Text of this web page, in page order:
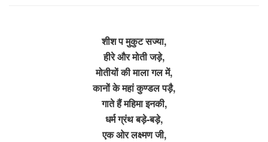
शीश प मुकुट सज्या,
हीरे और मोती जड़े,
मोतीयों की माला गल में,
कानों के महां कुण्डल पड़ै,
गाते हैं महिमा इनकी,
धर्म ग्रंथ बड़े-बड़े,
एक ओर लक्ष्मण जी,